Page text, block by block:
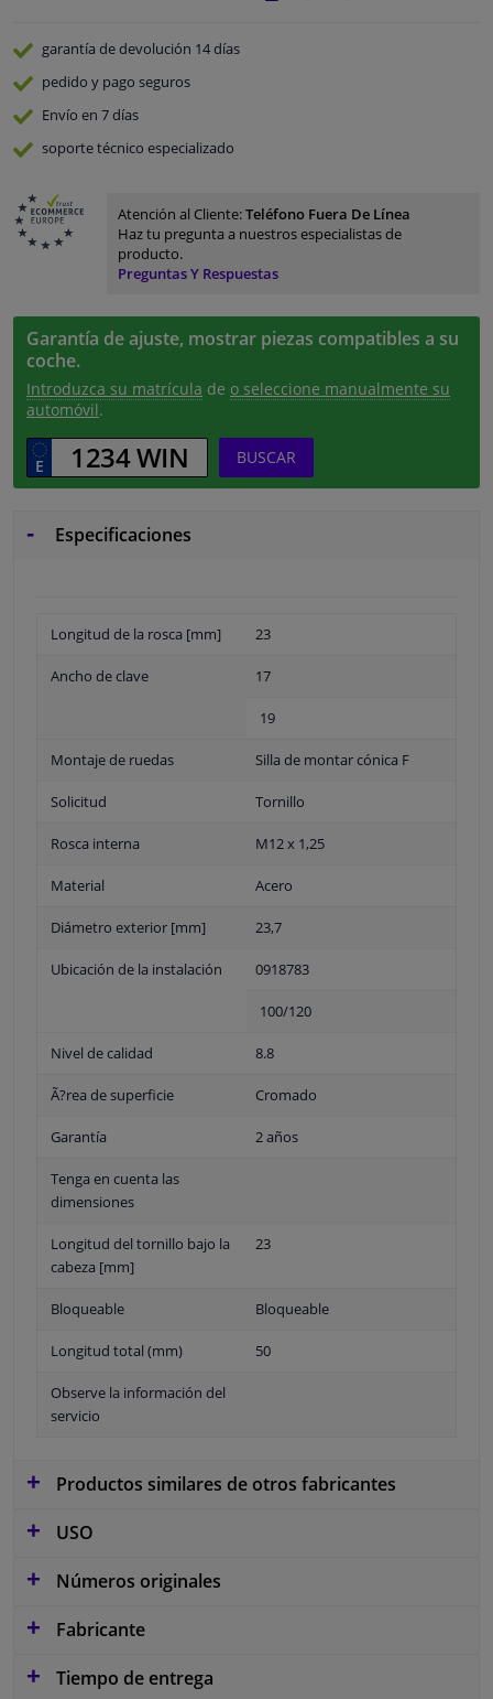
garantía de devolución 14 días
pedido y pago seguros
Envío en 7 días
soporte técnico especializado
Atención al Cliente:Teléfono Fuera De Línea
Haz tu pregunta a nuestros especialistas de
producto.
Preguntas Y Respuestas
Garantía de ajuste, mostrar piezas compatibles a su
coche.
Introduzca su matrícula de o seleccione manualmente su
automóvil.
BUSCAR
Especificaciones
Longitud de la rosca [mm] 23
Ancho de clave 17
19
Montaje de ruedas Silla de montar cónica F
Solicitud Tornillo
Rosca interna M12 x 1,25
Material Acero
Diámetro exterior [mm] 23,7
Ubicación de la instalación 0918783
100/120
Nivel de calidad 8.8
Ã?rea de superficie Cromado
Garantía 2 años
Tenga en cuenta las
dimensiones
Longitud del tornillo bajo la
cabeza [mm]
23
Bloqueable Bloqueable
Longitud total (mm) 50
Observe la información del
servicio
Productos similares de otros fabricantes
USO
Números originales
Fabricante
Tiempo de entrega